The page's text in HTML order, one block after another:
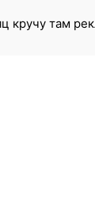
кручу там